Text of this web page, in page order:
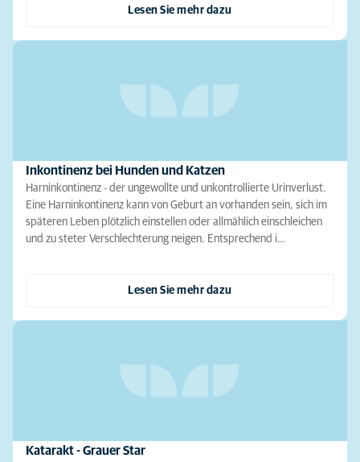
Lesen Sie mehr dazu
Inkontinenz bei Hunden und Katzen
Harninkontinenz - der ungewollte und unkontrollierte Urinverlust.
Eine Harninkontinenz kann von Geburt an vorhanden sein, sich im
späteren Leben plötzlich einstellen oder allmählich einschleichen
und zu steter Verschlechterung neigen. Entsprechend i…
Lesen Sie mehr dazu
Katarakt - Grauer Star